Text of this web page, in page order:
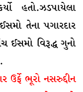
હતો.ઝડપાયેલા
તેના પગારદાર
ઈસમો વિરૂદ્ધ ગુનો
ભૂરો નસરુદ્દીન